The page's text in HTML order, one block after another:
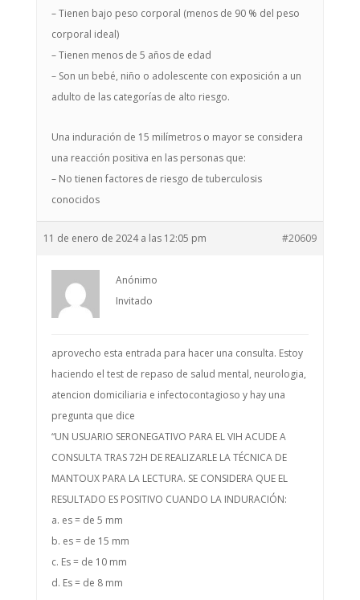
– Tienen bajo peso corporal (menos de 90 % del peso
corporal ideal)
– Tienen menos de 5 años de edad
– Son un bebé, niño o adolescente con exposición a un
adulto de las categorías de alto riesgo.
Una induración de 15 milímetros o mayor se considera
una reacción positiva en las personas que:
– No tienen factores de riesgo de tuberculosis
conocidos
11 de enero de 2024 a las 12:05 pm #20609
Anónimo
Invitado
aprovecho esta entrada para hacer una consulta. Estoy
haciendo el test de repaso de salud mental, neurologia,
atencion domiciliaria e infectocontagioso y hay una
pregunta que dice
“UN USUARIO SERONEGATIVO PARA EL VIH ACUDE A
CONSULTA TRAS 72H DE REALIZARLE LA TÉCNICA DE
MANTOUX PARA LA LECTURA. SE CONSIDERA QUE EL
RESULTADO ES POSITIVO CUANDO LA INDURACIÓN:
a. es = de 5 mm
b. es = de 15 mm
c. Es = de 10 mm
d. Es = de 8 mm